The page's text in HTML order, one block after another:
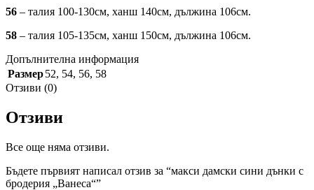
56 – талия 100-130см, ханш 140см, дължина 106см.
58 – талия 105-135см, ханш 150см, дължина 106см.
Допълнителна информация
Размер52, 54, 56, 58
Отзиви (0)
Отзиви
Все още няма отзиви.
Бъдете първият написал отзив за “макси дамски сини дънки с
бродерия „Ванеса“”